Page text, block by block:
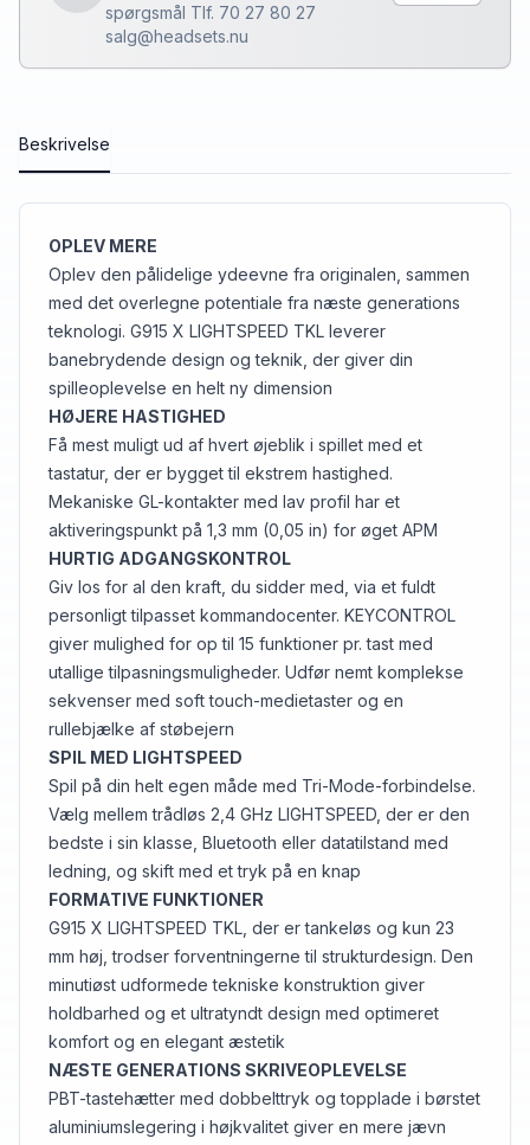
spørgsmål Tlf. 70 27 80 27
salg@headsets.nu
Beskrivelse
OPLEV MERE
Oplev den pålidelige ydeevne fra originalen, sammen
med det overlegne potentiale fra næste generations
teknologi. G915 X LIGHTSPEED TKL leverer
banebrydende design og teknik, der giver din
spilleoplevelse en helt ny dimension
HØJERE HASTIGHED
Få mest muligt ud af hvert øjeblik i spillet med et
tastatur, der er bygget til ekstrem hastighed.
Mekaniske GL-kontakter med lav profil har et
aktiveringspunkt på 1,3 mm (0,05 in) for øget APM
HURTIG ADGANGSKONTROL
Giv los for al den kraft, du sidder med, via et fuldt
personligt tilpasset kommandocenter. KEYCONTROL
giver mulighed for op til 15 funktioner pr. tast med
utallige tilpasningsmuligheder. Udfør nemt komplekse
sekvenser med soft touch-medietaster og en
rullebjælke af støbejern
SPIL MED LIGHTSPEED
Spil på din helt egen måde med Tri-Mode-forbindelse.
Vælg mellem trådløs 2,4 GHz LIGHTSPEED, der er den
bedste i sin klasse, Bluetooth eller datatilstand med
ledning, og skift med et tryk på en knap
FORMATIVE FUNKTIONER
G915 X LIGHTSPEED TKL, der er tankeløs og kun 23
mm høj, trodser forventningerne til strukturdesign. Den
minutiøst udformede tekniske konstruktion giver
holdbarhed og et ultratyndt design med optimeret
komfort og en elegant æstetik
NÆSTE GENERATIONS SKRIVEOPLEVELSE
PBT-tastehætter med dobbelttryk og topplade i børstet
aluminiumslegering i højkvalitet giver en mere jævn